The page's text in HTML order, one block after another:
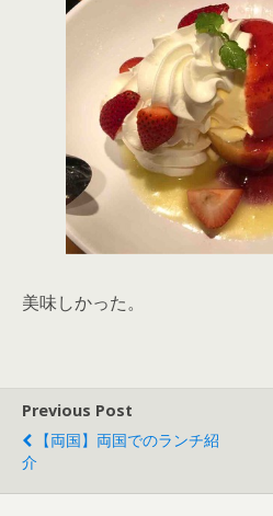
美味しかった。
Previous Post
【両国】両国でのランチ紹
介